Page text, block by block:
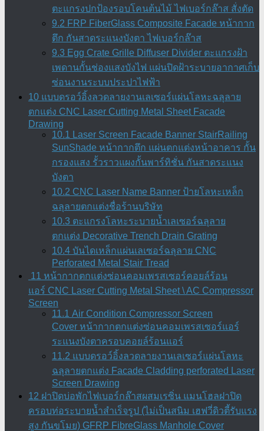
ตะแกรงปกป้องรอบโคนต้นไม้ ไฟเบอร์กล๊าส สั่งตัด
9.2 FRP FiberGlass Composite Facade หน้ากาก
ตึก กันสาดระแนงบังตา ไฟเบอร์กล๊าส
9.3 Egg Crate Grille Diffuser Divider ตะแกรงฝ้า
เพดานกั้นช่องแสงบังไฟ แผ่นปิดฝ้าระบายอากาศเก็บ
ซ่อนงานระบบประปาไฟฟ้า
10 แบบดรอว์อิ้งลวดลายงานเลเซอร์แผ่นโลหะฉลุลาย
ตกแต่ง CNC Laser Cutting Metal Sheet Facade
Drawing
10.1 Laser Screen Facade Banner StairRailing
SunShade หน้ากากตึก แผ่นตกแต่งหน้าอาคาร กั้น
กรองแสง รั้วราวแผงกั้นพาร์ทิชั่น กันสาดระแนง
บังตา
10.2 CNC Laser Name Banner ป้ายโลหะเหล็ก
ฉลุลายตกแต่งชื่อร้านบริษัท
10.3 ตะแกรงโลหะระบายน้ำเลเซอร์ฉลุลาย
ตกแต่ง Decorative Trench Drain Grating
10.4 บันไดเหล็กแผ่นเลเซอร์ฉลุลาย CNC
Perforated Metal Stair Tread
11 หน้ากากตกแต่งซ่อนคอมเพรสเซอร์คอยล์ร้อน
แอร์ CNC Laser Cutting Metal Sheet \ AC Compressor
Screen
11.1 Air Condition Compressor Screen
Cover หน้ากากตกแต่งซ่อนคอมเพรสเซอร์แอร์
ระแนงบังตาครอบคอยล์ร้อนแอร์
11.2 แบบดรอว์อิ้งลวดลายงานเลเซอร์แผ่นโลหะ
ฉลุลายตกแต่ง Facade Cladding perforated Laser
Screen Drawing
12 ฝาปิดบ่อพักไฟเบอร์กล๊าสผสมเรซิ่น แมนโฮลฝาปิด
ครอบท่อระบายน้ำสำเร็จรูป (ไม่เป็นสนิม เฮฟวี่ดิวตี้รับแรง
สูง กันขโมย) GFRP FibreGlass Manhole Cover